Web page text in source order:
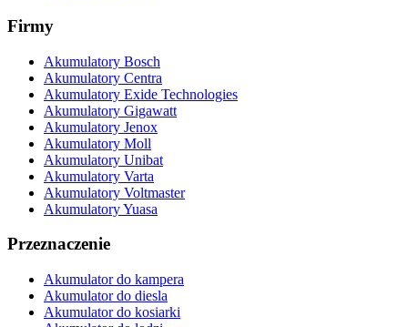
Firmy
Akumulatory Bosch
Akumulatory Centra
Akumulatory Exide Technologies
Akumulatory Gigawatt
Akumulatory Jenox
Akumulatory Moll
Akumulatory Unibat
Akumulatory Varta
Akumulatory Voltmaster
Akumulatory Yuasa
Przeznaczenie
Akumulator do kampera
Akumulator do diesla
Akumulator do kosiarki